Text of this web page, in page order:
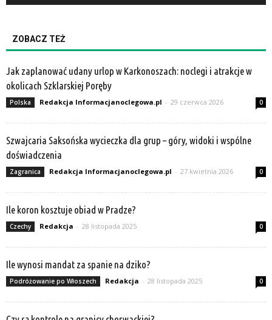
ZOBACZ TEŻ
Jak zaplanować udany urlop w Karkonoszach: noclegi i atrakcje w
okolicach Szklarskiej Poręby
Polska Redakcja Informacjanoclegowa.pl - 29 czerwca 2026 0
Szwajcaria Saksońska wycieczka dla grup – góry, widoki i wspólne
doświadczenia
Zagranica Redakcja Informacjanoclegowa.pl - 27 kwietnia 2026 0
Ile koron kosztuje obiad w Pradze?
Czechy Redakcja - 28 listopada 2025 0
Ile wynosi mandat za spanie na dziko?
Podróżowanie po Włoszech Redakcja - 28 listopada 2025 0